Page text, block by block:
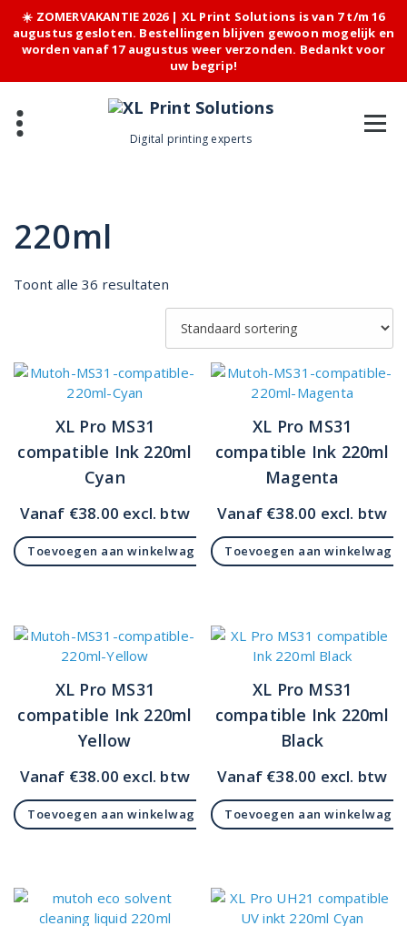
☀️ ZOMERVAKANTIE 2026 | XL Print Solutions is van 7 t/m 16
augustus gesloten. Bestellingen blijven gewoon mogelijk en
worden vanaf 17 augustus weer verzonden. Bedankt voor
uw begrip!
content
Digital printing experts
220ml
Toont alle 36 resultaten
XL Pro MS31
compatible Ink 220ml
Cyan
Vanaf €38.00 excl. btw
Toevoegen aan winkelwagen
XL Pro MS31
compatible Ink 220ml
Magenta
Vanaf €38.00 excl. btw
Toevoegen aan winkelwagen
XL Pro MS31
compatible Ink 220ml
Yellow
Vanaf €38.00 excl. btw
Toevoegen aan winkelwagen
XL Pro MS31
compatible Ink 220ml
Black
Vanaf €38.00 excl. btw
Toevoegen aan winkelwagen